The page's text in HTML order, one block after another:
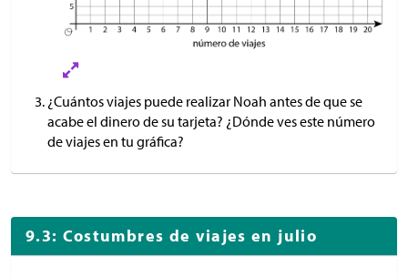
¿Cuántos viajes puede realizar Noah antes de que se
acabe el dinero de su tarjeta? ¿Dónde ves este número
de viajes en tu gráfica?
9.3: Costumbres de viajes en julio